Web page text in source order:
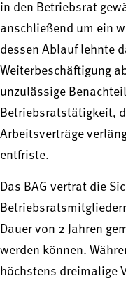
in den Betriebsrat
anschließend um ein
dessen Ablauf lehnte
Weiterbeschäftigung
unzulässige
Betriebsratstätigkeit,
Arbeitsverträge
entfriste.
Das BAG vertrat die
Dauer von 2 Jahren
werden können.
höchstens dreimalige